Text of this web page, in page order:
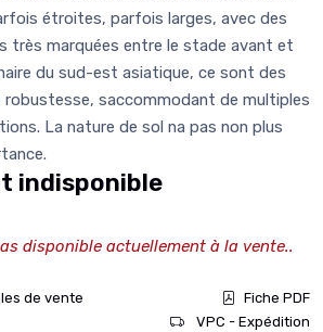
étroites, parfois larges, avec des
très marquées entre le stade avant et
du sud-est asiatique, ce sont des
robustesse, saccommodant de multiples
La nature de sol na pas non plus
indisponible
disponible actuellement à la vente..
de vente
Fiche PDF
VPC - Expédition